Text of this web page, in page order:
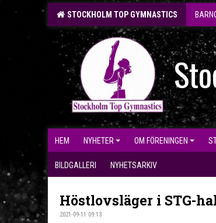
STOCKHOLM TOP GYMNASTICS
HEM NYHETER OM FÖRENINGEN
BILDGALLERI NYHETSARKIV
Höstlovsläger i STG-
2021-09-11 09:13